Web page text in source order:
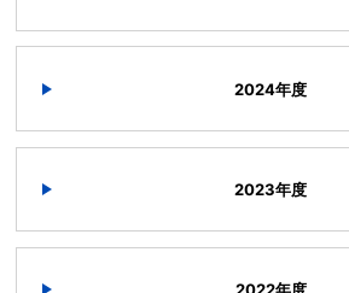
2024年度
2023年度